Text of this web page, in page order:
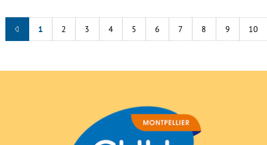
1 2 3 4 5 6 7 8 9 10